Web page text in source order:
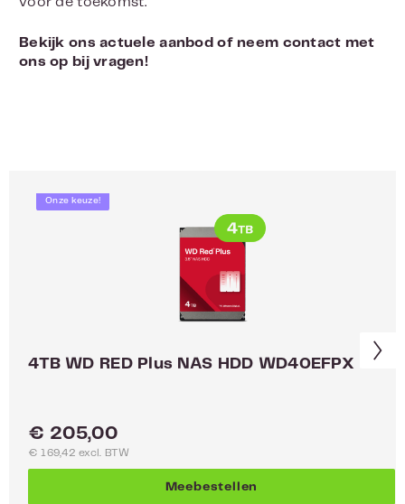
Bekijk ons actuele aanbod of neem contact met
ons op bij vragen!
Onze keuze!
4TB WD RED Plus NAS HDD WD40EFPX
Normale prijs:
€ 205,00
€ 169,42 excl. BTW
Meebestellen